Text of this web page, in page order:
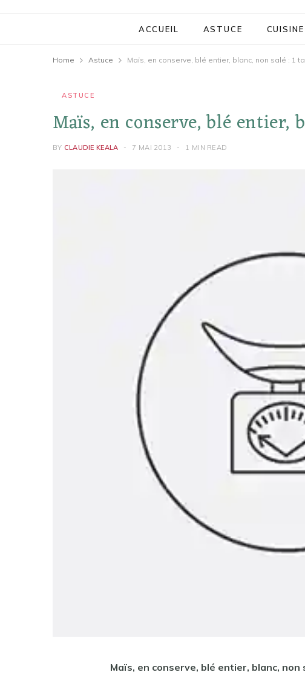
ACCUEIL ASTUCE CUISINE
Home Astuce Maïs, en conserve, blé entier, blanc, non salé : 1
ASTUCE
Maïs, en conserve, blé entier,
BY CLAUDIE KEALA 7 MAI 2013 1 MIN READ
Maïs, en conserve, blé entier, blanc, non